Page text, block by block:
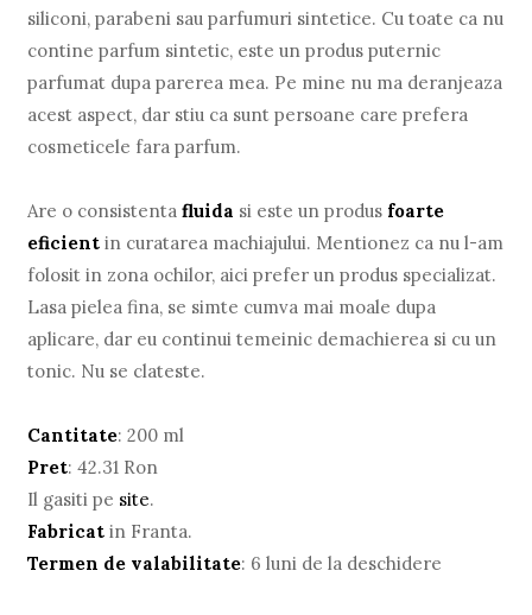
siliconi, parabeni sau parfumuri sintetice. Cu toate ca nu
contine parfum sintetic, este un produs puternic
parfumat dupa parerea mea. Pe mine nu ma deranjeaza
acest aspect, dar stiu ca sunt persoane care prefera
cosmeticele fara parfum.
Are o consistentafluida si este un produs foarte
eficient in curatarea machiajului. Mentionez ca nu l-am
folosit in zona ochilor, aici prefer un produs specializat.
Lasa pielea fina, se simte cumva mai moale dupa
aplicare, dar eu continui temeinic demachierea si cu un
tonic. Nu se clateste.
Cantitate: 200 ml
Pret: 42.31 Ron
Il gasiti pe site.
Fabricat in Franta.
Termen de valabilitate: 6 luni de la deschidere